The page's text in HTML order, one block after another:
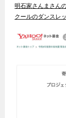
明石家さんまさん
クールのダンスレ